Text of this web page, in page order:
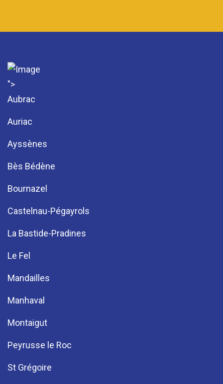
">
Aubrac
Auriac
Ayssènes
Bès Bédène
Bournazel
Castelnau-Pégayrols
La Bastide-Pradines
Le Fel
Mandailles
Manhaval
Montaigut
Peyrusse le Roc
St Grégoire